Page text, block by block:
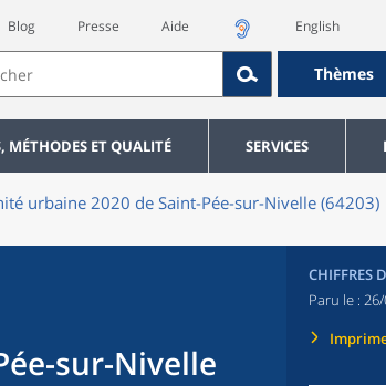
Blog Presse Aide English
Thèmes
MÉTHODES ET QUALITÉ SERVICES
urbaine 2020 de Saint-Pée-sur-Nivelle (64203)
sur-Nivelle
CHIFFRES
Paru le :